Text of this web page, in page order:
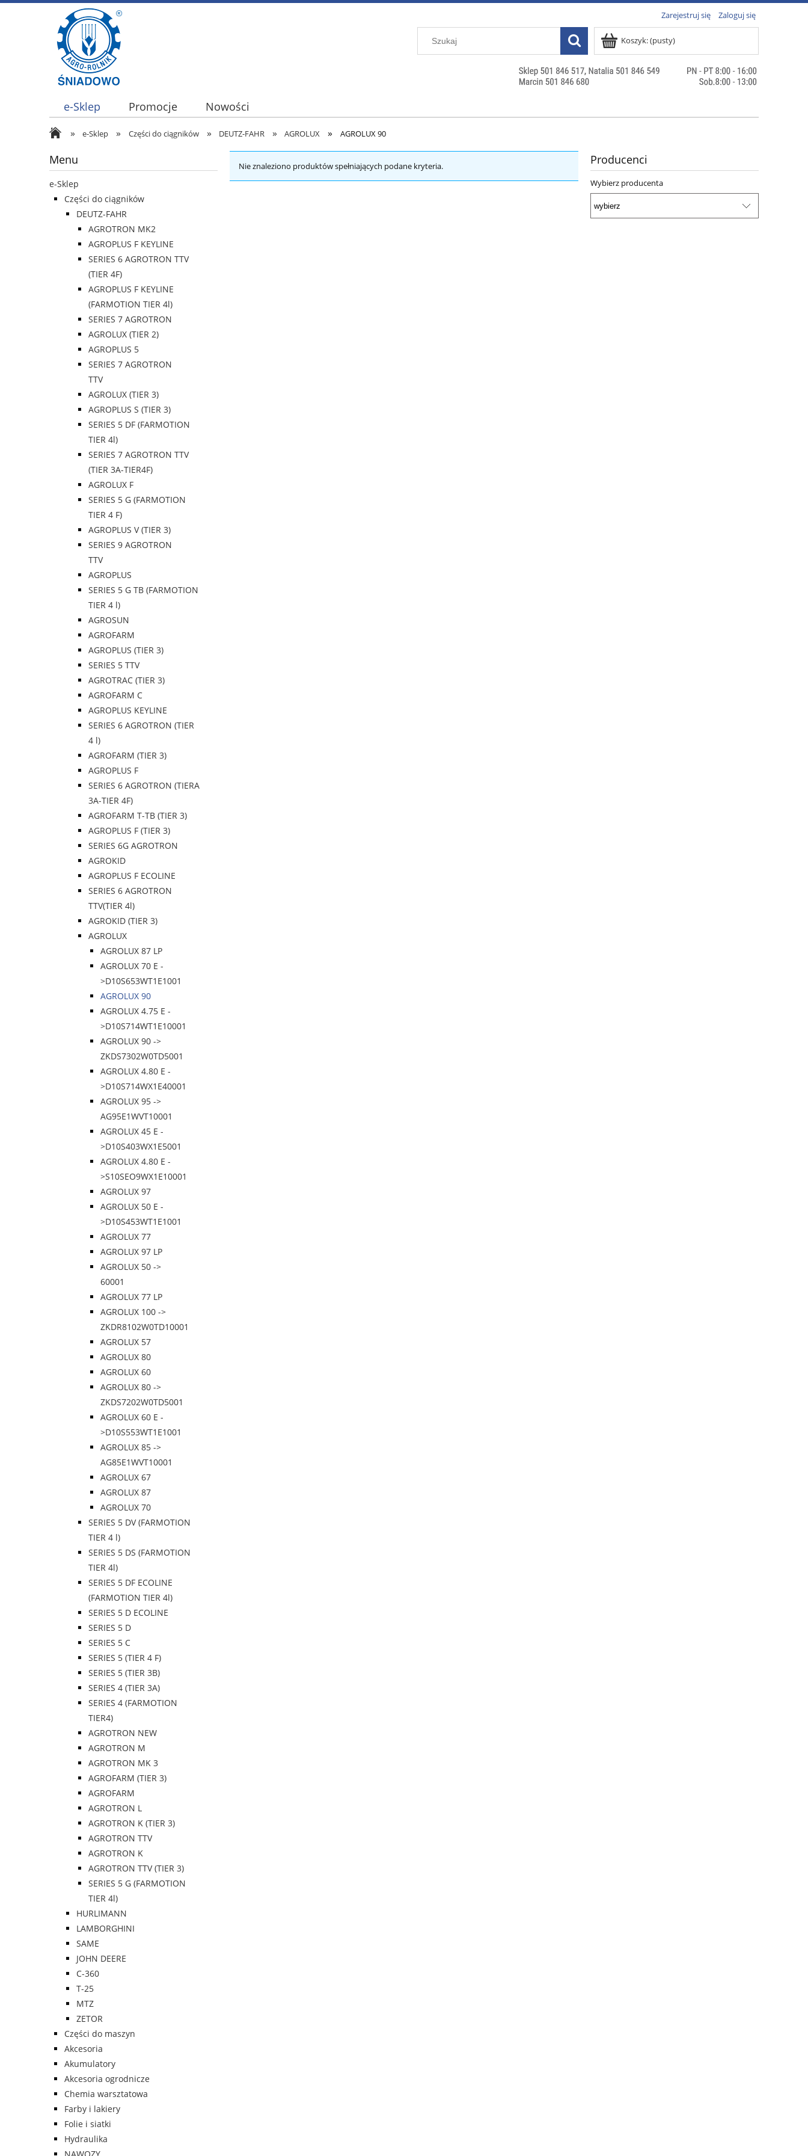
Zarejestruj się Zaloguj się
Koszyk:(pusty)
e-Sklep Promocje Nowości
» e-Sklep » Części do ciągników » DEUTZ-FAHR » AGROLUX » AGROLUX 90
Menu
e-Sklep
Części do ciągników
DEUTZ-FAHR
AGROTRON MK2
AGROPLUS F KEYLINE
SERIES 6 AGROTRON TTV
(TIER 4F)
AGROPLUS F KEYLINE
(FARMOTION TIER 4l)
SERIES 7 AGROTRON
AGROLUX (TIER 2)
AGROPLUS 5
SERIES 7 AGROTRON
TTV
AGROLUX (TIER 3)
AGROPLUS S (TIER 3)
SERIES 5 DF (FARMOTION
TIER 4l)
SERIES 7 AGROTRON TTV
(TIER 3A-TIER4F)
AGROLUX F
SERIES 5 G (FARMOTION
TIER 4 F)
AGROPLUS V (TIER 3)
SERIES 9 AGROTRON
TTV
AGROPLUS
SERIES 5 G TB (FARMOTION
TIER 4 l)
AGROSUN
AGROFARM
AGROPLUS (TIER 3)
SERIES 5 TTV
AGROTRAC (TIER 3)
AGROFARM C
AGROPLUS KEYLINE
SERIES 6 AGROTRON (TIER
4 l)
AGROFARM (TIER 3)
AGROPLUS F
SERIES 6 AGROTRON (TIERA
3A-TIER 4F)
AGROFARM T-TB (TIER 3)
AGROPLUS F (TIER 3)
SERIES 6G AGROTRON
AGROKID
AGROPLUS F ECOLINE
SERIES 6 AGROTRON
TTV(TIER 4l)
AGROKID (TIER 3)
AGROLUX
AGROLUX 87 LP
AGROLUX 70 E -
>D10S653WT1E1001
AGROLUX 90
AGROLUX 4.75 E -
>D10S714WT1E10001
AGROLUX 90 ->
ZKDS7302W0TD5001
AGROLUX 4.80 E -
>D10S714WX1E40001
AGROLUX 95 ->
AG95E1WVT10001
AGROLUX 45 E -
>D10S403WX1E5001
AGROLUX 4.80 E -
>S10SEO9WX1E10001
AGROLUX 97
AGROLUX 50 E -
>D10S453WT1E1001
AGROLUX 77
AGROLUX 97 LP
AGROLUX 50 ->
60001
AGROLUX 77 LP
AGROLUX 100 ->
ZKDR8102W0TD10001
AGROLUX 57
AGROLUX 80
AGROLUX 60
AGROLUX 80 ->
ZKDS7202W0TD5001
AGROLUX 60 E -
>D10S553WT1E1001
AGROLUX 85 ->
AG85E1WVT10001
AGROLUX 67
AGROLUX 87
AGROLUX 70
SERIES 5 DV (FARMOTION
TIER 4 l)
SERIES 5 DS (FARMOTION
TIER 4l)
SERIES 5 DF ECOLINE
(FARMOTION TIER 4l)
SERIES 5 D ECOLINE
SERIES 5 D
SERIES 5 C
SERIES 5 (TIER 4 F)
SERIES 5 (TIER 3B)
SERIES 4 (TIER 3A)
SERIES 4 (FARMOTION
TIER4)
AGROTRON NEW
AGROTRON M
AGROTRON MK 3
AGROFARM (TIER 3)
AGROFARM
AGROTRON L
AGROTRON K (TIER 3)
AGROTRON TTV
AGROTRON K
AGROTRON TTV (TIER 3)
SERIES 5 G (FARMOTION
TIER 4l)
HURLIMANN
LAMBORGHINI
SAME
JOHN DEERE
C-360
T-25
MTZ
ZETOR
Części do maszyn
Akcesoria
Akumulatory
Akcesoria ogrodnicze
Chemia warsztatowa
Farby i lakiery
Folie i siatki
Hydraulika
Nie znaleziono produktów spełniających podane kryteria. Producenci
Wybierz producenta